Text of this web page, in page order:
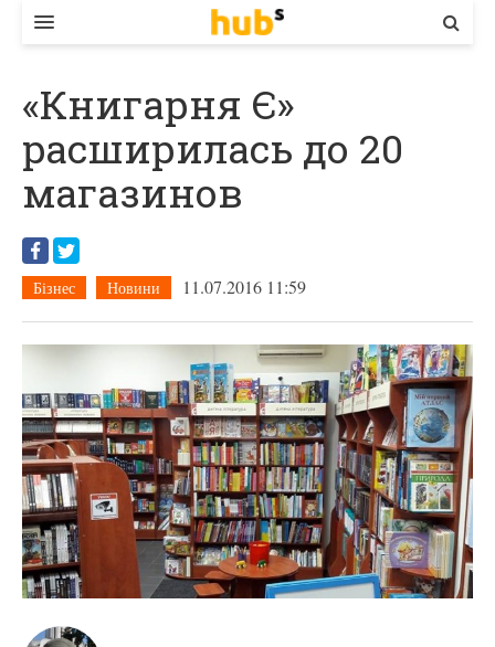
ЕКОНОМІКА
БІЗНЕС
СТАРТЕР
КОНТАКТИ
«Книгарня Є»
расширилась до 20
магазинов
Бізнес Новини 11.07.2016 11:59